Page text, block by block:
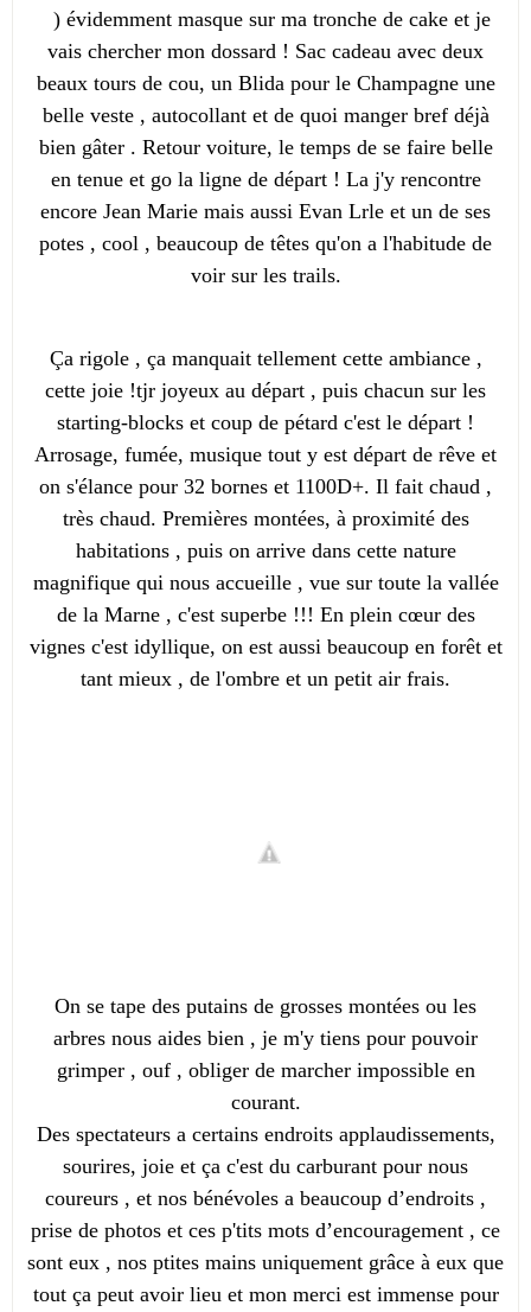
) évidemment masque sur ma tronche de cake et je
vais chercher mon dossard ! Sac cadeau avec deux
beaux tours de cou, un Blida pour le Champagne une
belle veste , autocollant et de quoi manger bref déjà
bien gâter . Retour voiture, le temps de se faire belle
en tenue et go la ligne de départ ! La j'y rencontre
encore Jean Marie mais aussi Evan Lrle et un de ses
potes , cool , beaucoup de têtes qu'on a l'habitude de
voir sur les trails.
Ça rigole , ça manquait tellement cette ambiance ,
cette joie !tjr joyeux au départ , puis chacun sur les
starting-blocks et coup de pétard c'est le départ !
Arrosage, fumée, musique tout y est départ de rêve et
on s'élance pour 32 bornes et 1100D+. Il fait chaud ,
très chaud. Premières montées, à proximité des
habitations , puis on arrive dans cette nature
magnifique qui nous accueille , vue sur toute la vallée
de la Marne , c'est superbe !!! En plein cœur des
vignes c'est idyllique, on est aussi beaucoup en forêt et
tant mieux , de l'ombre et un petit air frais.
On se tape des putains de grosses montées ou les
arbres nous aides bien , je m'y tiens pour pouvoir
grimper , ouf , obliger de marcher impossible en
courant.
Des spectateurs a certains endroits applaudissements,
sourires, joie et ça c'est du carburant pour nous
coureurs , et nos bénévoles a beaucoup d’endroits ,
prise de photos et ces p'tits mots d’encouragement , ce
sont eux , nos ptites mains uniquement grâce à eux que
tout ça peut avoir lieu et mon merci est immense pour